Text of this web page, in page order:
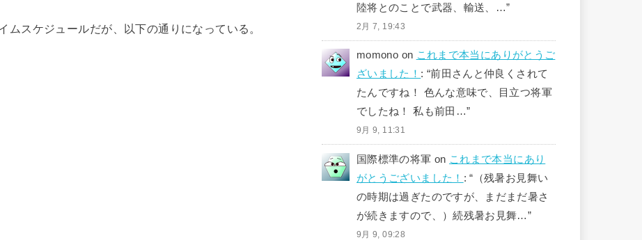
ムスケジュールだが、以下の通りになっている。
陸将とのことで武器、輸送、…”
2月 7, 19:43
momono on これまで本当にありがとうご
ざいました！ : “前田さんと仲良くされて
たんですね！ 色んな意味で、目立つ将軍
でしたね！ 私も前田…”
9月 9, 11:31
国際標準の将軍 on これまで本当にあり
がとうございました！ : “ （残暑お見舞い
の時期は過ぎたのですが、まだまだ暑さ
が続きますので、）続残暑お見舞…”
9月 9, 09:28